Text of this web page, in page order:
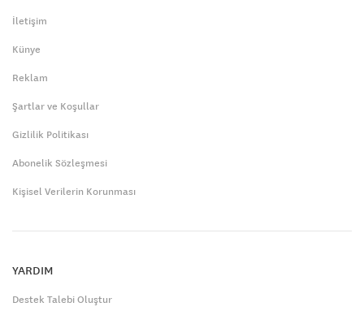
İletişim
Künye
Reklam
Şartlar ve Koşullar
Gizlilik Politikası
Abonelik Sözleşmesi
Kişisel Verilerin Korunması
YARDIM
Destek Talebi Oluştur